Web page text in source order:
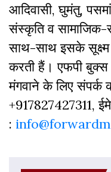
आदिवासी, घुमंतु,
संस्‍क‍ृति व सामाजिक-
साथ-साथ इसके
करती हैं। एफपी
मंगवाने के लिए संपर्क
+917827427311,
: